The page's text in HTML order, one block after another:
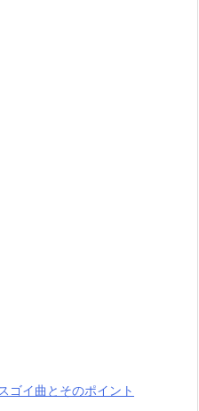
ゴイ曲とそのポイント